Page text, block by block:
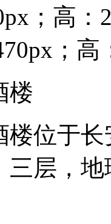
；高：
；高
楼
楼位于
三层，